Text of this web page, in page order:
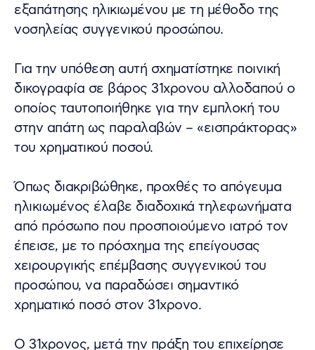
εξαπάτησης ηλικιωμένου με τη μέθοδο της
νοσηλείας συγγενικού προσώπου.
Για την υπόθεση αυτή σχηματίστηκε ποινική
δικογραφία σε βάρος 31χρονου αλλοδαπού ο
οποίος ταυτοποιήθηκε για την εμπλοκή του
στην απάτη ως παραλαβών – «εισπράκτορας»
του χρηματικού ποσού.
Όπως διακριβώθηκε, προχθές το απόγευμα
ηλικιωμένος έλαβε διαδοχικά τηλεφωνήματα
από πρόσωπο που προσποιούμενο ιατρό τον
έπεισε, με το πρόσχημα της επείγουσας
χειρουργικής επέμβασης συγγενικού του
προσώπου, να παραδώσει σημαντικό
χρηματικό ποσό στον 31χρονο.
Ο 31χρονος, μετά την πράξη του επιχείρησε